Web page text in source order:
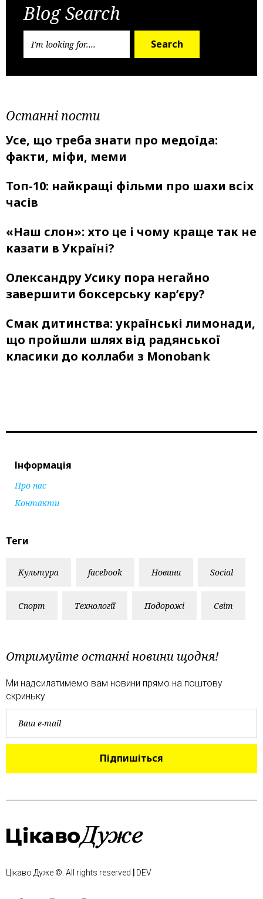
Blog Search
Search
Останні пости
Усе, що треба знати про медоїда:
факти, міфи, меми
Топ-10: найкращі фільми про шахи всіх
часів
«Наш слон»: хто це і чому краще так не
казати в Україні?
Олександру Усику пора негайно
завершити боксерську кар’єру?
Смак дитинства: українські лимонади,
що пройшли шлях від радянської
класики до коллаби з Monobank
Інформація
Про нас
Контакти
Теги
Культура facebook Новини Social
Спорт Технології Подорожі Світ
Отримуйте останні новини щодня!
Ми надсилатимемо вам новини прямо на поштову
скриньку
Підпишіться
Цікаво Дуже ©. All rights reserved | DEV